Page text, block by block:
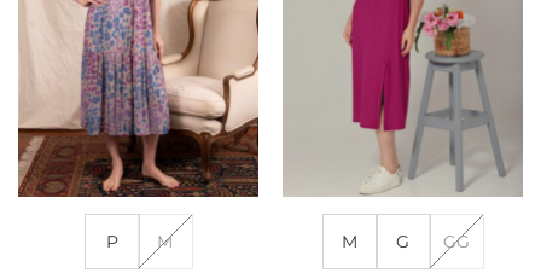
ser
escolhidas
na
página
do
produto
na
página
produto
P M M G GG